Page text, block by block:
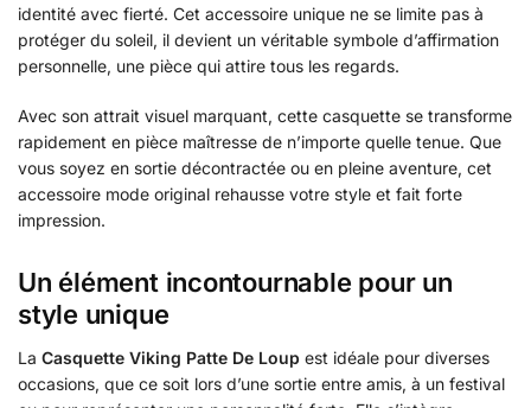
identité avec fierté. Cet accessoire unique ne se limite pas à
protéger du soleil, il devient un véritable symbole d’affirmation
personnelle, une pièce qui attire tous les regards.
Avec son attrait visuel marquant, cette casquette se transforme
rapidement en pièce maîtresse de n’importe quelle tenue. Que
vous soyez en sortie décontractée ou en pleine aventure, cet
accessoire mode original rehausse votre style et fait forte
impression.
Un élément incontournable pour un
style unique
La Casquette Viking Patte De Loup est idéale pour diverses
occasions, que ce soit lors d’une sortie entre amis, à un festival